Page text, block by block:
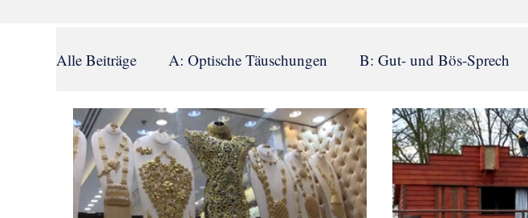
Alle Beiträge A: Optische Täuschungen B: Gut- und Bös-Sprech
F: Cancel Culture G: Schuldkult H: Erwünschtes Denken
K: Resonanzfrequenzen L: PaLü bei Reden M: Statistiken